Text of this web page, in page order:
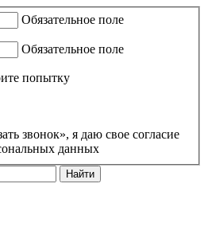
Обязательное поле
Обязательное поле
попытку
звонок», я даю свое согласие
данных
Найти